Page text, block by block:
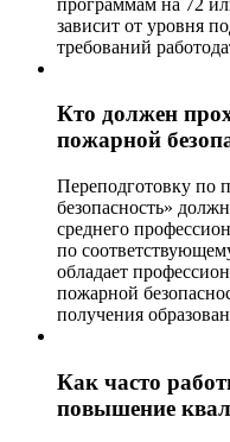
зависит от уровня
требований
Кто должен
пожарной
Переподготовку по
безопасность»
среднего
по
обладает
пожарной
получения
Как часто
повышение